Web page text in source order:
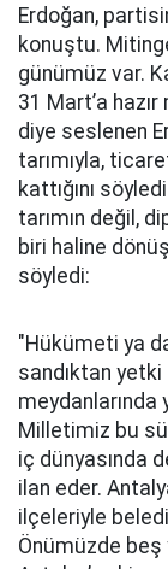
Erdoğan,
konuştu.
günümüz var.
31 Mart’a
diye seslenen
tarımıyla,
kattığını
tarımın değil,
biri haline
söyledi:
"Hükümeti ya
sandıktan
meydanlarında
Milletimiz bu
iç dünyasında
ilan eder.
ilçeleriyle
Önümüzde beş